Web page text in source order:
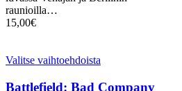
raunioilla…
15,00€
Valitse vaihtoehdoista
Battlefield: Bad Company